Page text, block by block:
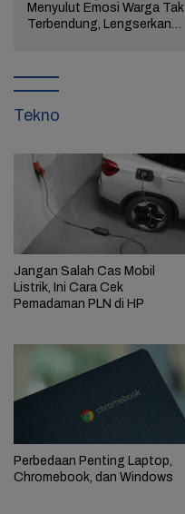
Menyulut Emosi Warga Tak
Terbendung, Lengserkan
Tekno
Jangan Salah Cas Mobil
Listrik, Ini Cara Cek
Pemadaman PLN di HP
Perbedaan Penting Laptop,
Chromebook, dan Windows